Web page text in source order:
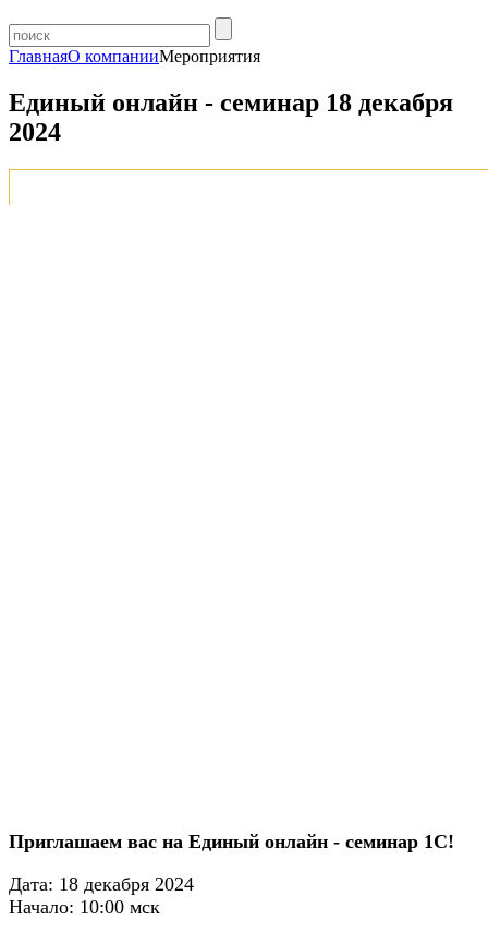
ГлавнаяО компанииМероприятия
Единый онлайн - семинар 18 декабря
2024
Приглашаем вас на Единый онлайн - семинар 1С!
Дата: 18 декабря 2024
Начало: 10:00 мск